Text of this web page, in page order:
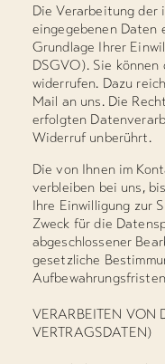
Die Verarbeitung der
eingegebenen Daten
Grundlage Ihrer
DSGVO). Sie
widerrufen. Dazu
Mail an uns. Die
erfolgten
Widerruf unberührt.
Die von Ihnen im
verbleiben bei uns,
Ihre Einwilligung zur
Zweck für die
abgeschlossener
gesetzliche
VERARBEITEN VON
VERTRAGSDATEN)